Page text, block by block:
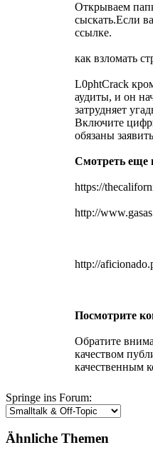
Открываем
сыскать.Если
ссылке.
как взломать
L0phtCrack
аудиты, и он
затрудняет
Включите
обязаны
Смотреть еще
https://
http://
http://
Посмотрите
Обратите
качеством
качественным
Springe ins Forum:
Ähnliche Themen